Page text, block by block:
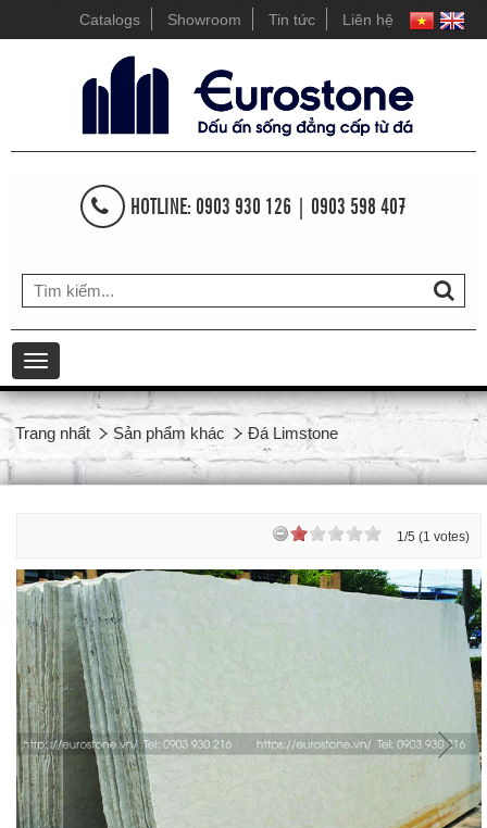
Catalogs Showroom Tin tức Liên hệ
HOTLINE: 0903 930 126 | 0903 598 407
Toggle
navigation
Trang nhất Sản phẩm khác Đá Limstone
1/5 (1 votes)